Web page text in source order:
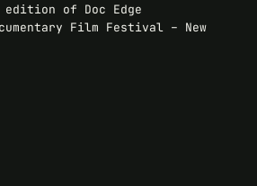
of Doc Edge
Film Festival – New